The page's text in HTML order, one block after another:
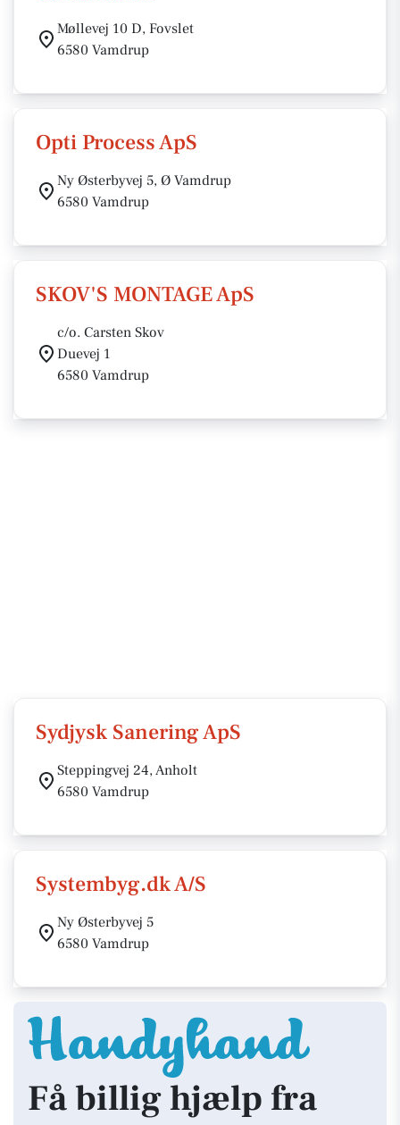
Møllevej 10 D, Fovslet
6580 Vamdrup
Opti Process ApS
Ny Østerbyvej 5, Ø Vamdrup
6580 Vamdrup
SKOV'S MONTAGE ApS
c/o. Carsten Skov
Duevej 1
6580 Vamdrup
Sydjysk Sanering ApS
Steppingvej 24, Anholt
6580 Vamdrup
Systembyg.dk A/S
Ny Østerbyvej 5
6580 Vamdrup
Få billig hjælp fra